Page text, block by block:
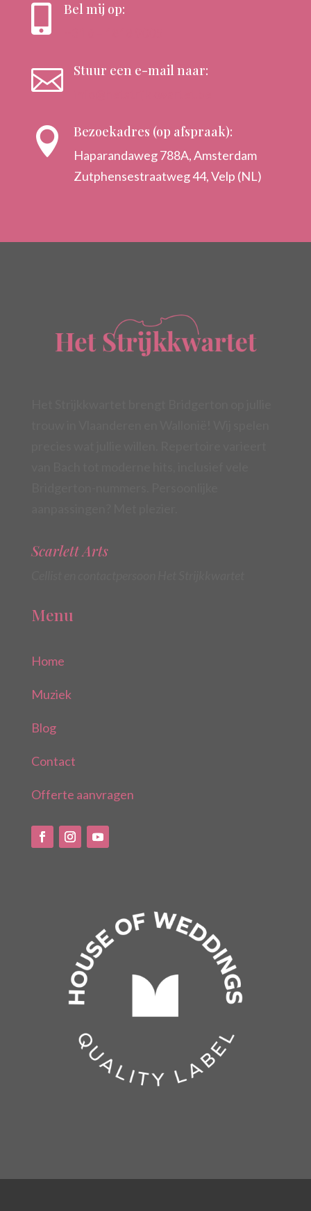
 Bel mij op:
 Stuur een e-mail naar:
 Bezoekadres (op afspraak):
Haparandaweg 788A, Amsterdam
Zutphensestraatweg 44, Velp (NL)
Scarlett Arts
Menu
Home
Muziek
Blog
Contact
Offerte aanvragen